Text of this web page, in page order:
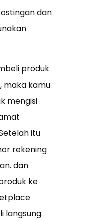
dan
produk
maka kamu
mengisi
itu
rekening
dan
ke
langsung.